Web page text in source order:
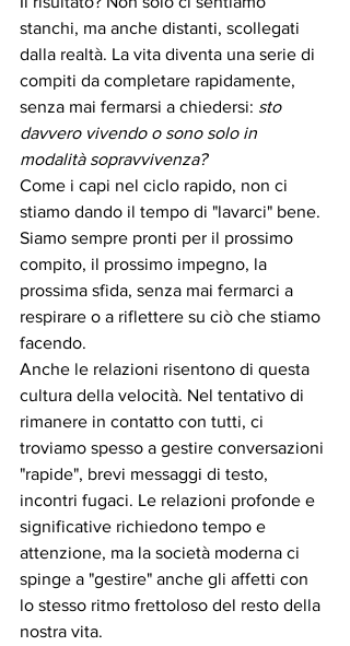
stanchi, ma anche distanti, scollegati
dalla realtà. La vita diventa una serie di
compiti da completare rapidamente,
senza mai fermarsi a chiedersi: sto
davvero vivendo o sono solo in
modalità sopravvivenza?
Come i capi nel ciclo rapido, non ci
stiamo dando il tempo di "lavarci" bene.
Siamo sempre pronti per il prossimo
compito, il prossimo impegno, la
prossima sfida, senza mai fermarci a
respirare o a riflettere su ciò che stiamo
facendo.
Anche le relazioni risentono di questa
cultura della velocità. Nel tentativo di
rimanere in contatto con tutti, ci
troviamo spesso a gestire conversazioni
"rapide", brevi messaggi di testo,
incontri fugaci. Le relazioni profonde e
significative richiedono tempo e
attenzione, ma la società moderna ci
spinge a "gestire" anche gli affetti con
lo stesso ritmo frettoloso del resto della
nostra vita.